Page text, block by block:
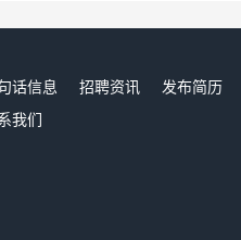
话信息 招聘资讯 发布简历
我们